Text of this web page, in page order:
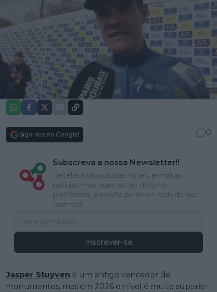
Siga-nos no Google! 0
Subscreva a nossa Newsletter!!
Recebe todos os dias no teu e-mail as
notícias mais quentes do ciclismo
profissional, para não perderes nada do que
fazemos.
Inscrever-se
Jasper Stuyven é um antigo vencedor de
monumentos, mas em 2026 o nível é muito superior